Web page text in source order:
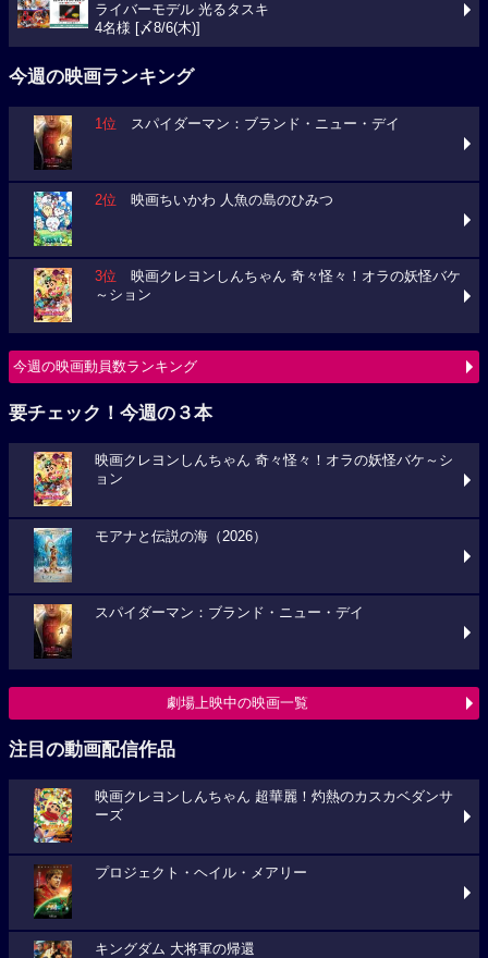
ライバーモデル 光るタスキ
4名様 [〆8/6(木)]
今週の映画ランキング
1位 スパイダーマン：ブランド・ニュー・デイ
2位 映画ちいかわ 人魚の島のひみつ
3位 映画クレヨンしんちゃん 奇々怪々！オラの妖怪バケ
～ション
今週の映画動員数ランキング
要チェック！今週の３本
映画クレヨンしんちゃん 奇々怪々！オラの妖怪バケ～シ
ョン
モアナと伝説の海（2026）
スパイダーマン：ブランド・ニュー・デイ
劇場上映中の映画一覧
注目の動画配信作品
映画クレヨンしんちゃん 超華麗！灼熱のカスカベダンサ
ーズ
プロジェクト・ヘイル・メアリー
キングダム 大将軍の帰還